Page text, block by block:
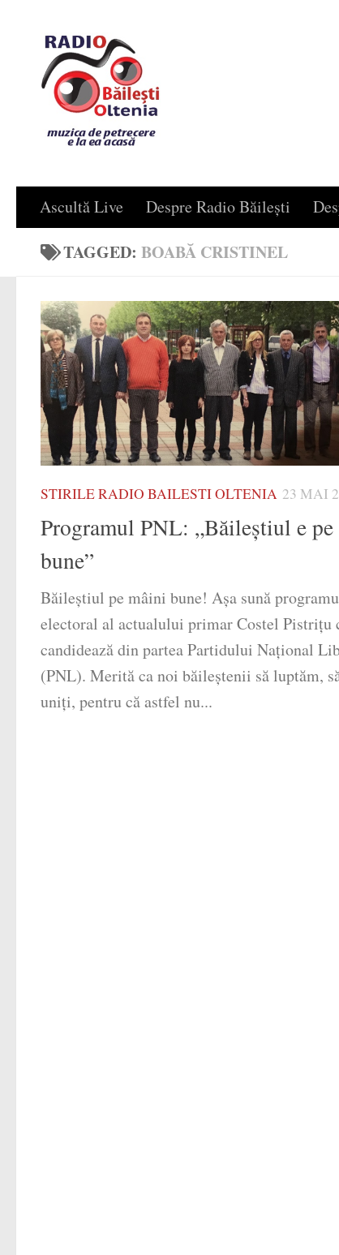
Ascultă Live Despre Radio Băilești
TAGGED: BOABĂ CRISTINEL
STIRILE RADIO BAILESTI OLTENIA 23 MAI
Programul PNL: „Băileștiul e
bune”
Băileştiul pe mâini bune! Aşa sună
electoral al actualului primar Costel Pistriţu
candidează din partea Partidului Naţional
(PNL). Merită ca noi băileştenii să luptăm,
uniţi, pentru că astfel nu...